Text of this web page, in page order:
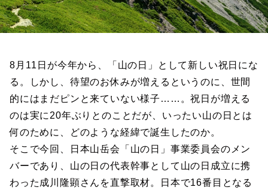
8月11日が今年から、「山の日」として新しい祝日にな
る。しかし、待望のお休みが増えるというのに、世間
的にはまだピンと来ていない様子……。祝日が増える
のは実に20年ぶりとのことだが、いったい山の日とは
何のために、どのような経緯で誕生したのか。
そこで今回、日本山岳会「山の日」事業委員会のメン
バーであり、山の日の代表幹事として山の日成立に携
わった成川隆顕さんを直撃取材。日本で16番目となる